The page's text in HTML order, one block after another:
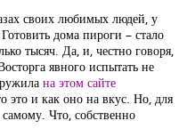
своих любимых людей, у
дома пироги – стало
тысяч. Да, и, честно говоря,
явного испытать не
на этом сайте
это и как оно на вкус. Но, для
Что, собственно